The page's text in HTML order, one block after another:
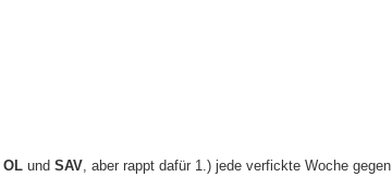
OL und SAV, aber rappt dafür 1.) jede verfickte Woche gegen